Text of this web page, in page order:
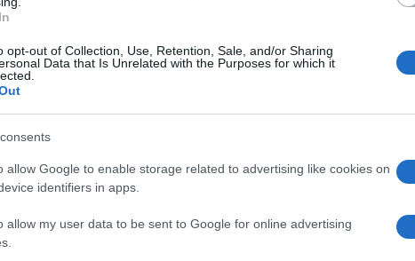
opt-out of Collection, Use, Retention, Sale, and/or Sharing
Data that Is Unrelated with the Purposes for which it
allow Google to enable storage related to advertising like cookies on
identifiers in apps.
allow my user data to be sent to Google for online advertising
les passeports de « genre neutre »
la délivrance de passeports pour les non-sexistes